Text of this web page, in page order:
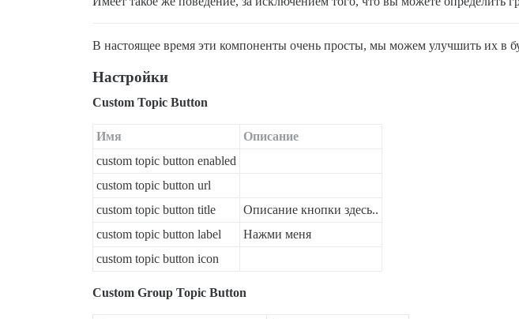
В настоящее время эти компоненты очень просты, мы можем улучшить их в
Настройки
Custom Topic Button
Имя
Описание
custom topic button enabled
custom topic button url
custom topic button title
Описание кнопки здесь..
custom topic button label
Нажми меня
custom topic button icon
Custom Group Topic Button